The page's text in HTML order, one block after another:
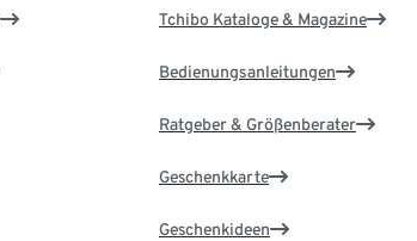
Tchibo Kataloge & Magazine
Bedienungsanleitungen
Ratgeber & Größenberater
Geschenkkarte
Geschenkideen